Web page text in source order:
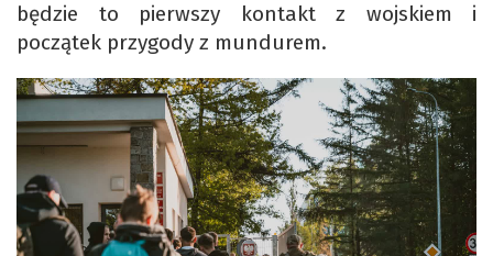
będzie to pierwszy kontakt z wojskiem i
początek przygody z mundurem.